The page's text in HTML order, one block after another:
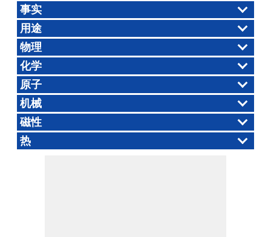
事实
用途
物理
化学
原子
机械
磁性
热